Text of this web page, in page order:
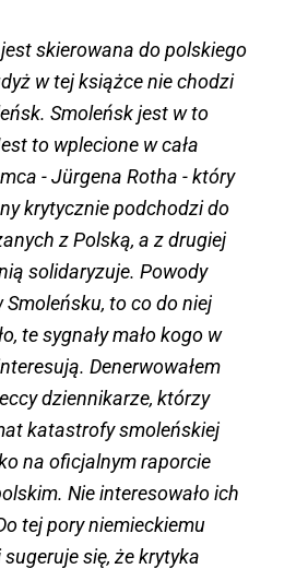
skierowana do polskiego
w tej książce nie chodzi
Smoleńsk jest w to
to wplecione w cała
- Jürgena Rotha - który
krytycznie podchodzi do
z Polską, a z drugiej
solidaryzuje. Powody
to co do niej
te sygnały mało kogo w
Denerwowałem
dziennikarze, którzy
katastrofy smoleńskiej
na oficjalnym raporcie
Nie interesowało ich
tej pory niemieckiemu
się, że krytyka